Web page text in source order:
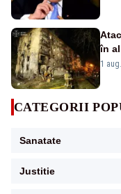
în
1
CATEGORII
Sanatate
Justitie